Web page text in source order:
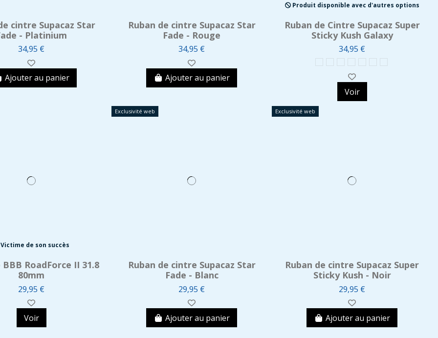
cintre Supacaz Star
- Platinium
34,95 €
Ajouter au panier
Ruban de cintre Supacaz Star
Fade - Rouge
34,95 €
Ajouter au panier
Produit disponible avec d'autres options
Ruban de Cintre Supacaz Super
Sticky Kush Galaxy
34,95 €
Voir
Victime de son succès
RoadForce II 31.8
80mm
29,95 €
Voir
Exclusivité web
Ruban de cintre Supacaz Star
Fade - Blanc
29,95 €
Ajouter au panier
Exclusivité web
Ruban de cintre Supacaz Super
Sticky Kush - Noir
29,95 €
Ajouter au panier